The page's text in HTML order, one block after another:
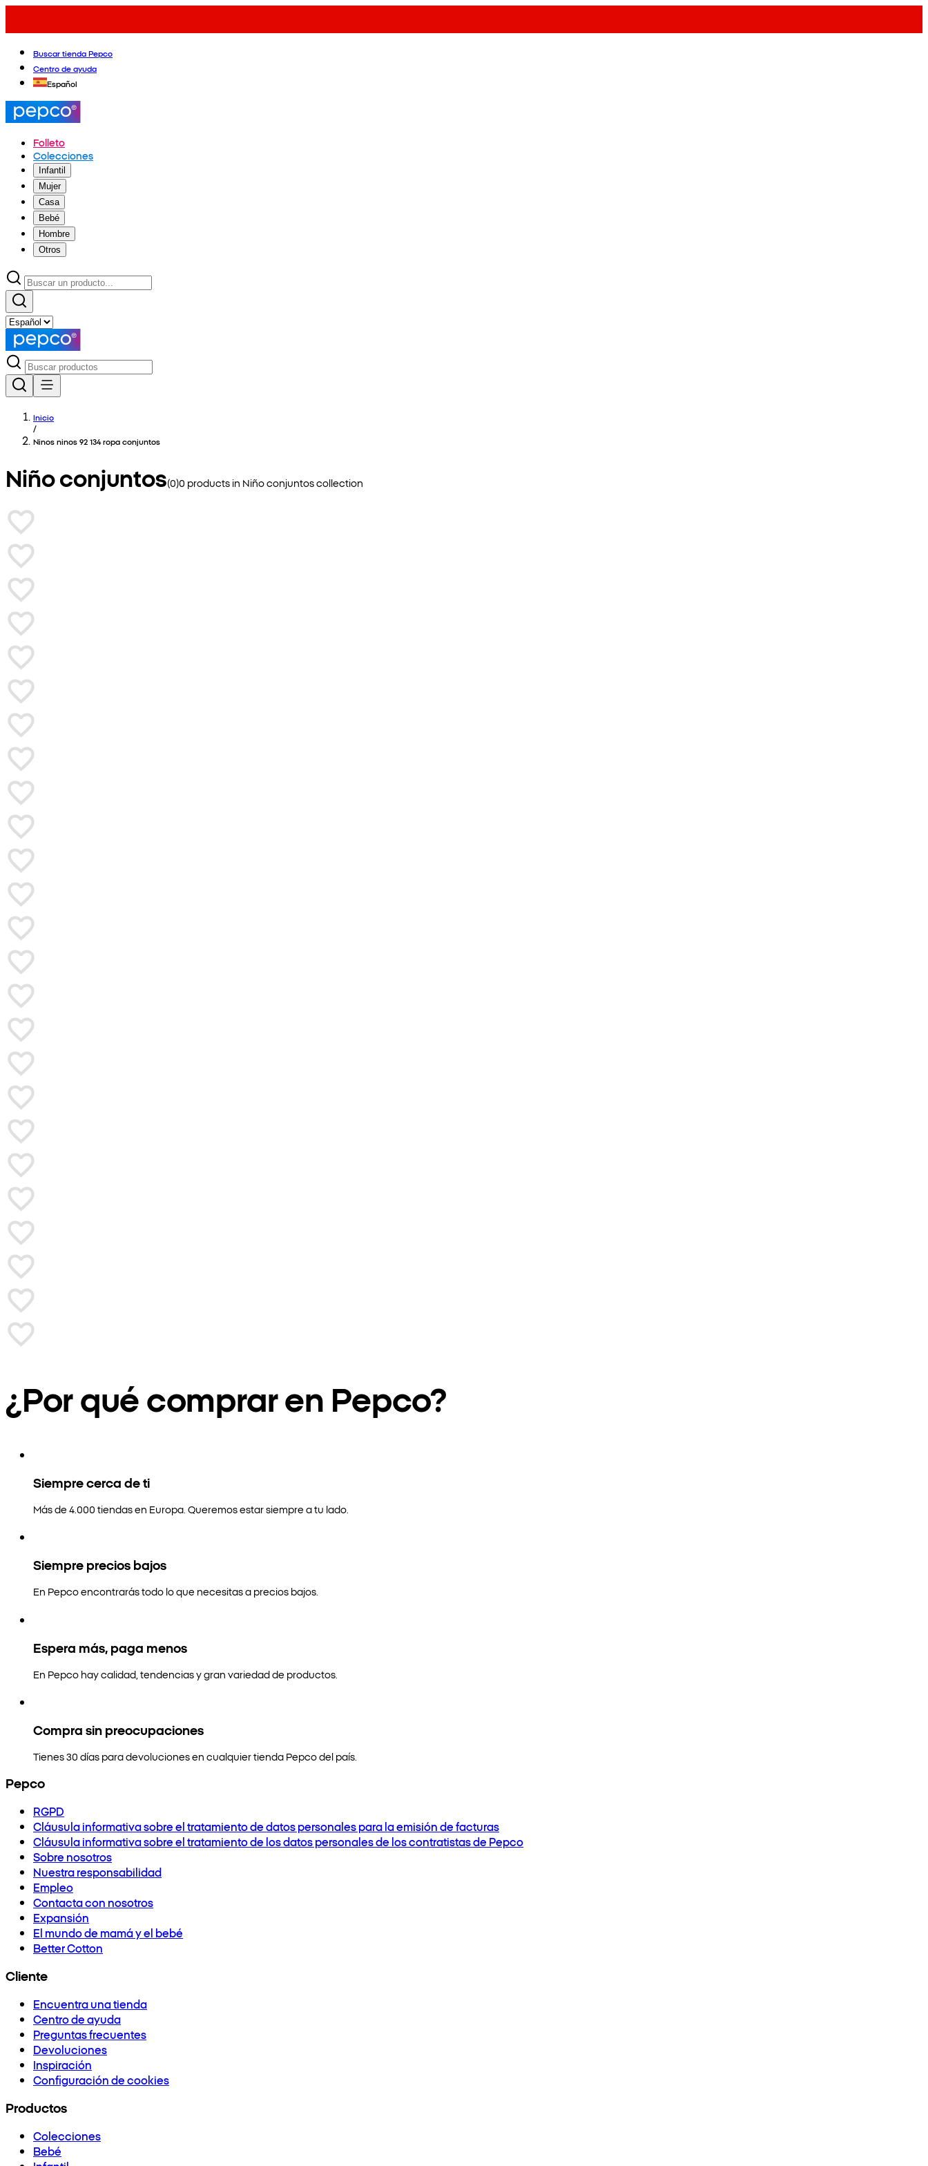
Buscar tienda Pepco
Centro de ayuda
Español
Folleto
Colecciones
Infantil
Mujer
Casa
Bebé
Hombre
Otros
Inicio
/
Ninos ninos 92 134 ropa conjuntos
Niño conjuntos(0)0 products in Niño conjuntoscollection
¿Por qué comprar en Pepco?
Siempre cerca de ti
Más de 4.000 tiendas en Europa. Queremos estar siempre a tu lado.
Siempre precios bajos
En Pepco encontrarás todo lo que necesitas a precios bajos.
Espera más, paga menos
En Pepco hay calidad, tendencias y gran variedad de productos.
Compra sin preocupaciones
Tienes 30 días para devoluciones en cualquier tienda Pepco del país.
Pepco
RGPD
Cláusula informativa sobre el tratamiento de datos personales para la emisión de facturas
Cláusula informativa sobre el tratamiento de los datos personales de los contratistas de Pepco
Sobre nosotros
Nuestra responsabilidad
Empleo
Contacta con nosotros
Expansión
El mundo de mamá y el bebé
Better Cotton
Cliente
Encuentra una tienda
Centro de ayuda
Preguntas frecuentes
Devoluciones
Inspiración
Configuración de cookies
Productos
Colecciones
Bebé